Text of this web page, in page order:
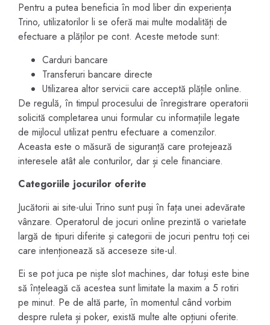
Pentru a putea beneficia în mod liber din experiența
Trino, utilizatorilor li se oferă mai multe modalități de
efectuare a plăților pe cont. Aceste metode sunt:
Carduri bancare
Transferuri bancare directe
Utilizarea altor servicii care acceptă plățile online.
De regulă, în timpul procesului de înregistrare operatorii
solicită completarea unui formular cu informațiile legate
de mijlocul utilizat pentru efectuare a comenzilor.
Aceasta este o măsură de siguranță care protejează
interesele atât ale conturilor, dar și cele financiare.
Categoriile jocurilor oferite
Jucătorii ai site-ului Trino sunt puși în fața unei adevărate
vânzare. Operatorul de jocuri online prezintă o varietate
largă de tipuri diferite și categorii de jocuri pentru toți cei
care intenționează să acceseze site-ul.
Ei se pot juca pe niște slot machines, dar totuși este bine
să înțeleagă că acestea sunt limitate la maxim a 5 rotiri
pe minut. Pe de altă parte, în momentul când vorbim
despre ruleta și poker, există multe alte opțiuni oferite.